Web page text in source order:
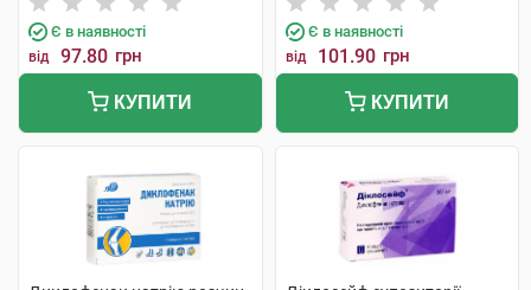
Є в наявності
від 97.80 грн
КУПИТИ
Є в наявності
від 101.90 грн
КУПИТИ